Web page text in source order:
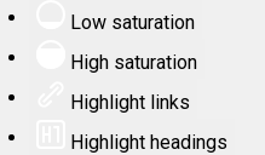
Low saturation
High saturation
Highlight links
Highlight headings